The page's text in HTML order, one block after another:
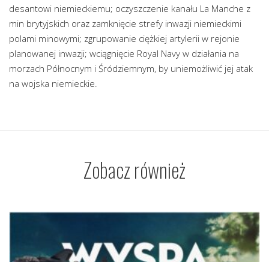
desantowi niemieckiemu; oczyszczenie kanału La Manche z
min brytyjskich oraz zamknięcie strefy inwazji niemieckimi
polami minowymi; zgrupowanie ciężkiej artylerii w rejonie
planowanej inwazji; wciągnięcie Royal Navy w działania na
morzach Północnym i Śródziemnym, by uniemożliwić jej atak
na wojska niemieckie.
Zobacz również